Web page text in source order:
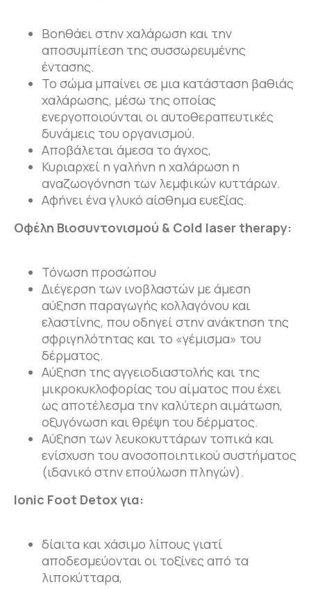
Βοηθάει στην χαλάρωση και την
αποσυμπίεση της συσσωρευμένης
έντασης.
Το σώμα μπαίνει σε μια κατάσταση βαθιάς
χαλάρωσης, μέσω της οποίας
ενεργοποιούνται οι αυτοθεραπευτικές
δυνάμεις του οργανισμού.
Αποβάλεται άμεσα το άγχος,
Κυριαρχεί η γαλήνη η χαλάρωση η
αναζωογόνηση των λεμφικών κυττάρων.
Αφήνει ένα γλυκό αίσθημα ευεξίας.
Οφέλη Βιοσυντονισμού & Cold laser therapy:
Τόνωση προσώπου
Διέγερση των ινοβλαστών με άμεση
αύξηση παραγωγής κολλαγόνου και
ελαστίνης, που οδηγεί στην ανάκτηση της
σφριγηλότητας και το «γέμισμα» του
δέρματος.
Αύξηση της αγγειοδιαστολής και της
μικροκυκλοφορίας του αίματος που έχει
ως αποτέλεσμα την καλύτερη αιμάτωση,
οξυγόνωση και θρέψη του δέρματος.
Αύξηση των λευκοκυττάρων τοπικά και
ενίσχυση του ανοσοποιητικού συστήματος
(ιδανικό στην επούλωση πληγών).
Ionic Foot Detoxγια:
δίαιτα και χάσιμο λίπους γιατί
αποδεσμεύονται οι τοξίνες από τα
λιποκύτταρα,